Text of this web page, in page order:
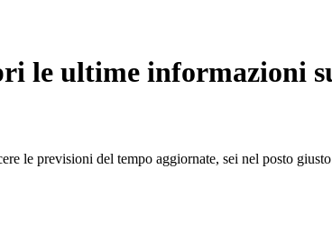
le ultime informazioni
le previsioni del tempo aggiornate, sei nel posto